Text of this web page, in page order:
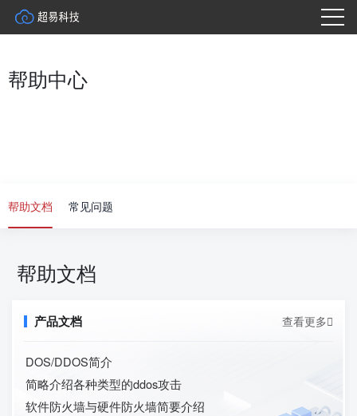
帮助中心
帮助文档 常见问题
帮助文档
产品文档 查看更多
DOS/DDOS简介
简略介绍各种类型的ddos攻击
软件防火墙与硬件防火墙简要介绍